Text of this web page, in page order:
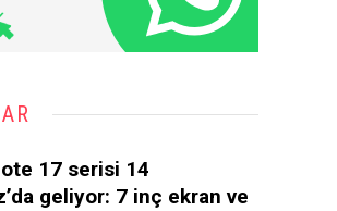
17 serisi 14
geliyor: 7 inç ekran ve